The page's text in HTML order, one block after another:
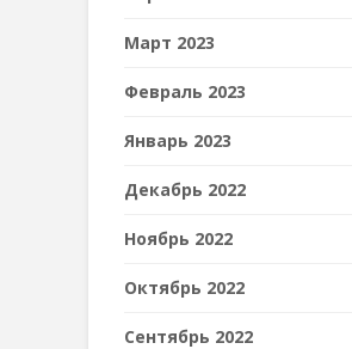
Март 2023
Февраль 2023
Январь 2023
Декабрь 2022
Ноябрь 2022
Октябрь 2022
Сентябрь 2022